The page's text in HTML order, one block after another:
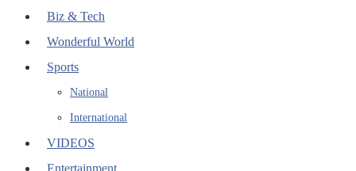
Biz & Tech
Wonderful World
Sports
National
International
VIDEOS
Entertainment